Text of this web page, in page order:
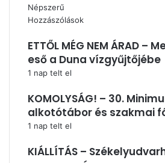
Népszerű
Hozzászólások
ETTŐL MÉG NEM ÁRAD –
eső a Duna vízgyűjtőjébe
1 nap telt el
KOMOLYSÁG! – 30.
alkotótábor és szakmai
1 nap telt el
KIÁLLÍTÁS –